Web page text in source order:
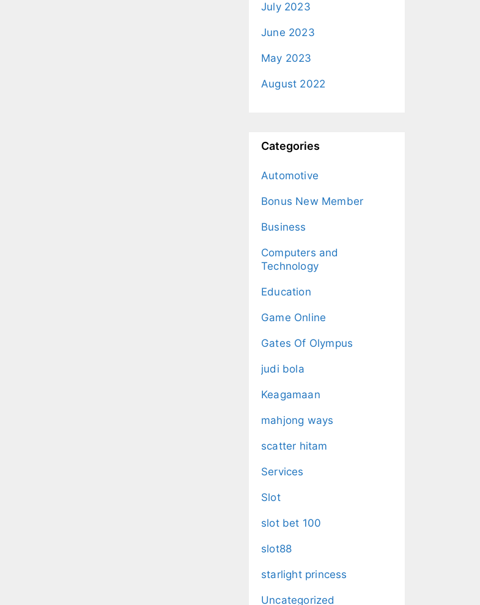
July 2023
June 2023
May 2023
August 2022
Categories
Automotive
Bonus New Member
Business
Computers and
Technology
Education
Game Online
Gates Of Olympus
judi bola
Keagamaan
mahjong ways
scatter hitam
Services
Slot
slot bet 100
slot88
starlight princess
Uncategorized